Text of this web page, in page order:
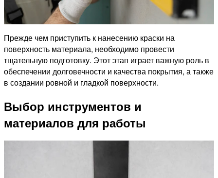
Прежде чем приступить к нанесению краски на
поверхность материала, необходимо провести
тщательную подготовку. Этот этап играет важную роль в
обеспечении долговечности и качества покрытия, а также
в создании ровной и гладкой поверхности.
Выбор инструментов и
материалов для работы